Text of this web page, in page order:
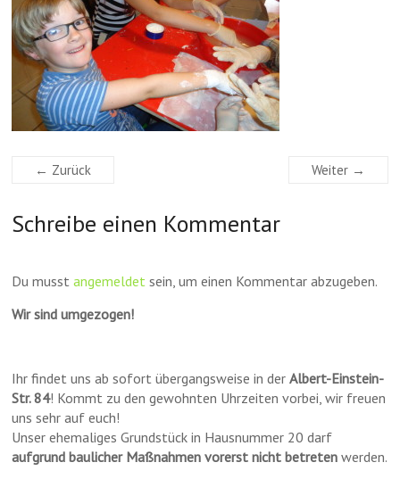
← Zurück Weiter →
Schreibe einen Kommentar
Du musstangemeldet sein, um einen Kommentar abzugeben.
Wir sind umgezogen!
Ihr findet uns ab sofort übergangsweise in derAlbert-Einstein-
Str. 84! Kommt zu den gewohnten Uhrzeiten vorbei, wir freuen
uns sehr auf euch!
Unser ehemaliges Grundstück in Hausnummer 20 darf
aufgrund baulicher Maßnahmen vorerst nicht betreten werden.